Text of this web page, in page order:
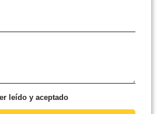
leído y aceptado